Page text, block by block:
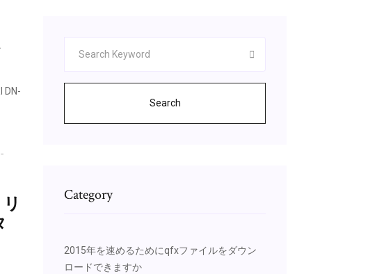
DN-
Search
Category
2015年を速めるためにqfxファイルをダウン
ロードできますか